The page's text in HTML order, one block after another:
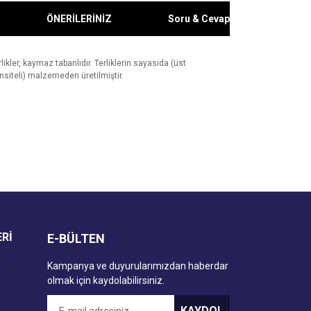
ÖNERİLERİNİZ Soru & Cevap
kaymaz tabanlıdır. Terliklerin sayasıda (üst
malzemeden üretilmiştir.
E-BÜLTEN
Kampanya ve duyurularımızdan haberdar
olmak için kaydolabilirsiniz.